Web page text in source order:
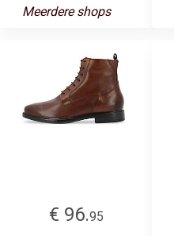
Meerdere shops
€ 96.95